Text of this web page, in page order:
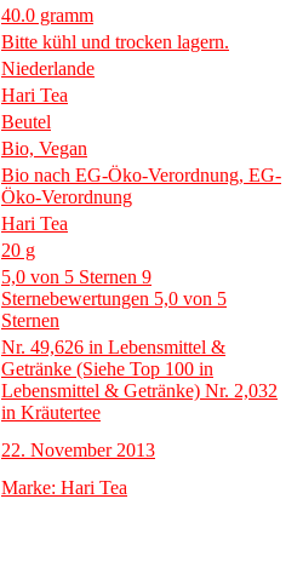
40.0 gramm
Bitte kühl und trocken lagern.
Niederlande
Hari Tea
Beutel
Bio, Vegan
Bio nach EG-Öko-Verordnung, EG-
Öko-Verordnung
Hari Tea
20 g
5,0 von 5 Sternen 9
Sternebewertungen 5,0 von 5
Sternen
Nr. 49,626 in Lebensmittel &
Getränke (Siehe Top 100 in
Lebensmittel & Getränke) Nr. 2,032
in Kräutertee
22. November 2013
Marke: Hari Tea